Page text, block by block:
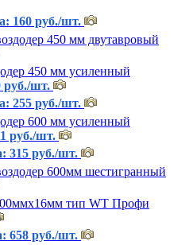
160 руб./шт.
450 мм двутавровый
450 мм усиленный
руб./шт.
255 руб./шт.
600 мм усиленный
руб./шт.
315 руб./шт.
600мм шестигранный
тип WT Профи
658 руб./шт.